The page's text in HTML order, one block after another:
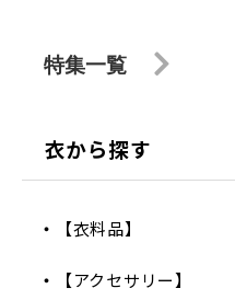
特集一覧
衣から探す
【衣料品】
【アクセサリー】